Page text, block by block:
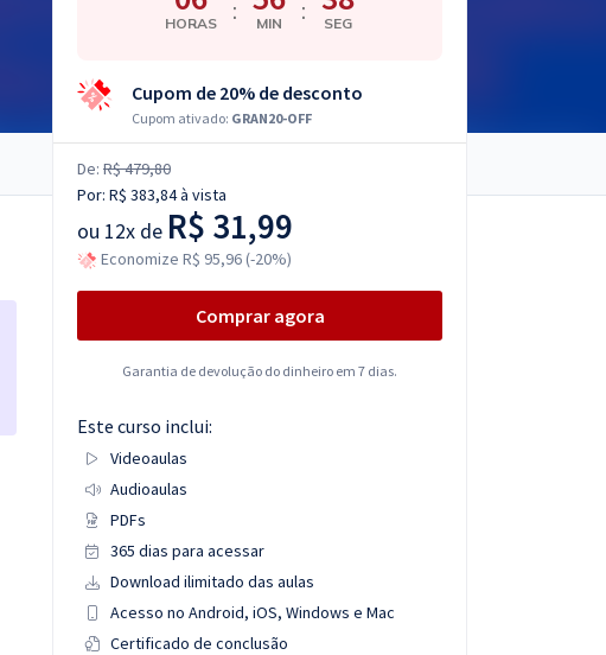
HORAS : MIN : SEG
Cupom de 20% de desconto
Cupom ativado: GRAN20-OFF
De: R$ 479,80
Por: R$ 383,84à vista
ou 12x de R$ 31,99
Economize R$ 95,96 (-20%)
Comprar agora
Garantia de devolução do dinheiro em 7 dias.
Este curso inclui:
Videoaulas
Audioaulas
PDFs
365 dias para acessar
Download ilimitado das aulas
Acesso no Android, iOS, Windows e Mac
Certificado de conclusão